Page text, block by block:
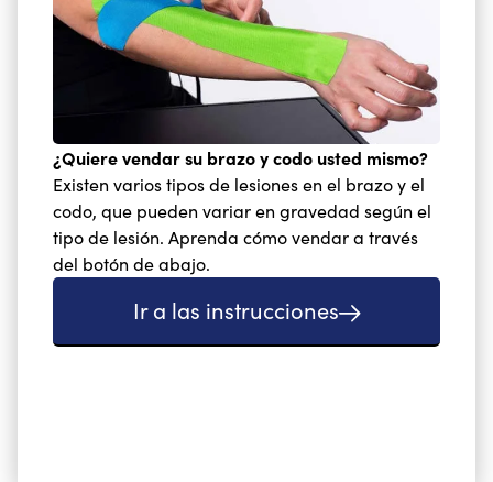
¿Quiere vendar su brazo y codo usted mismo?
Existen varios tipos de lesiones en el brazo y el
codo, que pueden variar en gravedad según el
tipo de lesión. Aprenda cómo vendar a través
del botón de abajo.
Ir a las instrucciones